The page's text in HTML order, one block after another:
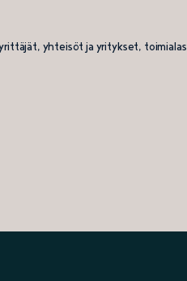
yhteisöt ja yritykset,